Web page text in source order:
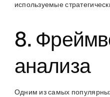
используемые
8.
анализа
Одним из самых